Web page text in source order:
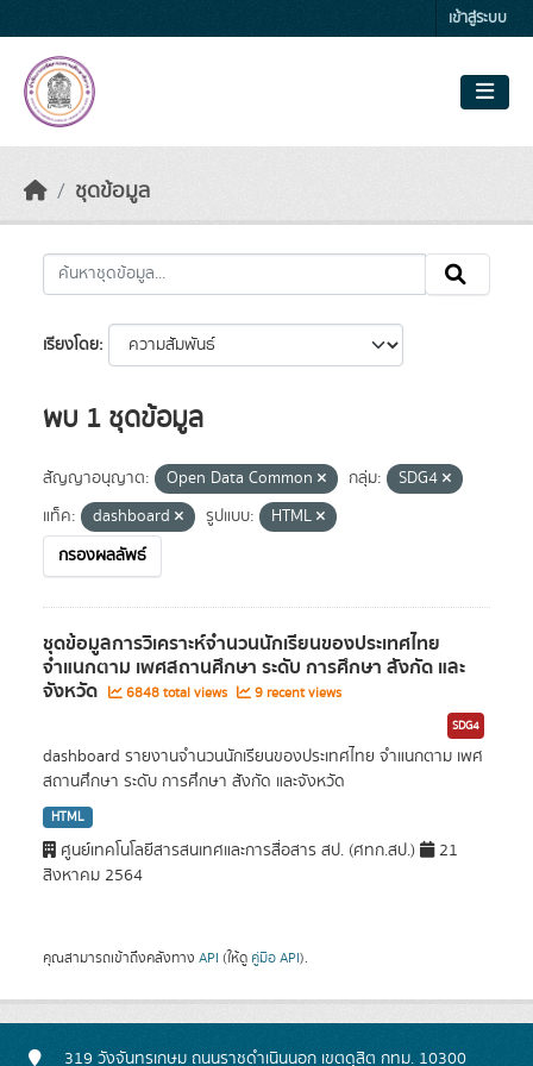
เข้าสู่ระบบ
ชุดข้อมูล
เรียงโดย
พบ 1 ชุดข้อมูล
สัญญาอนุญาต: Open Data Common กลุ่ม:
SDG4
แท็ค:
dashboard รูปแบบ:
HTML
กรองผลลัพธ์
ชุดข้อมูลการวิเคราะห์จำนวนนักเรียนของประเทศไทย
จำแนกตาม เพศสถานศึกษา ระดับ การศึกษา สังกัด และ
จังหวัด 6848 total views 9 recent views
SDG4
dashboard รายงานจำนวนนักเรียนของประเทศไทย จำแนกตาม เพศ
สถานศึกษา ระดับ การศึกษา สังกัด และจังหวัด
HTML
ศูนย์เทคโนโลยีสารสนเทศและการสื่อสาร สป. (ศทก.สป.)
21
สิงหาคม 2564
คุณสามารถเข้าถึงคลังทาง API (ให้ดู คู่มือ API).
319 วังจันทรเกษม ถนนราชดำเนินนอก เขตดุสิต กทม. 10300